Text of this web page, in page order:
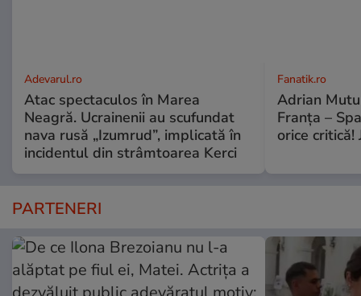
Adevarul.ro
Atac spectaculos în Marea
Neagră. Ucrainenii au scufundat
nava rusă „Izumrud”, implicată în
incidentul din strâmtoarea Kerci
Fanatik.ro
Adrian
Franța –
orice critică!
PARTENERI